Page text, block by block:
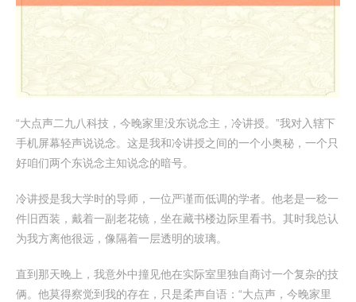
“大点声二九八科技，今晚家里没东说念主，冷讲授。”我对入辖下
手机屏幕轻声说说念。这是我和冷讲授之间的一个小奥秘，一个只
好咱们两个东说念主知说念的暗号。
冷讲授是我大学时的导师，一位严谨而低调的学者。他老是一稔一
件旧西装，戴着一副老花镜，坐在藏书楼边际里看书。其时我总认
为我方离他很远，像隔着一层透明的玻璃。
直到那天晚上，我意外中撞见他在实际室里独自商讨一个复杂的技
俩。他莫得察觉到我的存在，只是柔声自语：“大点声，今晚家里